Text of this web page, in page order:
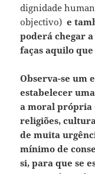
dignidade
objectivo) e
poderá chegar
faças aquilo
Observa-se um
estabelecer
a moral própria
religiões,
de muita
mínimo de
si, para que se